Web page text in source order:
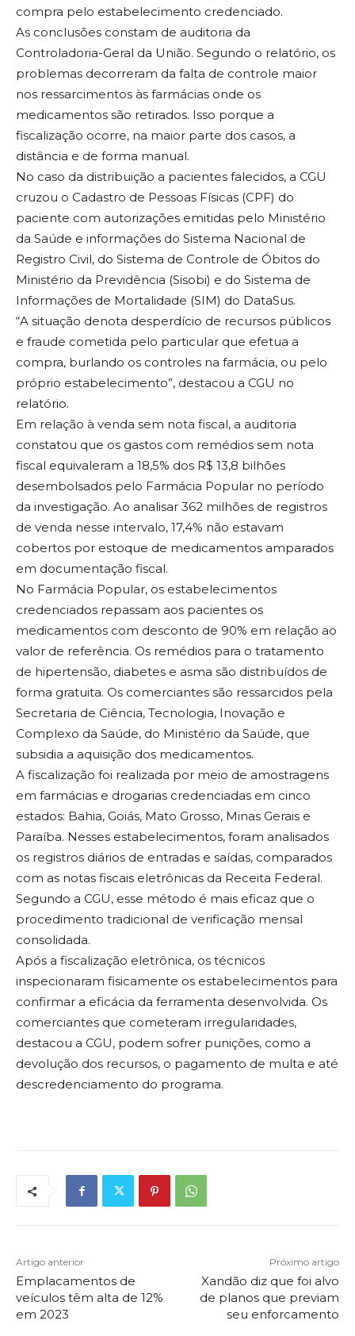
compra pelo estabelecimento credenciado.
As conclusões constam de auditoria da
Controladoria-Geral da União. Segundo o relatório, os
problemas decorreram da falta de controle maior
nos ressarcimentos às farmácias onde os
medicamentos são retirados. Isso porque a
fiscalização ocorre, na maior parte dos casos, a
distância e de forma manual.
No caso da distribuição a pacientes falecidos, a CGU
cruzou o Cadastro de Pessoas Físicas (CPF) do
paciente com autorizações emitidas pelo Ministério
da Saúde e informações do Sistema Nacional de
Registro Civil, do Sistema de Controle de Óbitos do
Ministério da Previdência (Sisobi) e do Sistema de
Informações de Mortalidade (SIM) do DataSus.
“A situação denota desperdício de recursos públicos
e fraude cometida pelo particular que efetua a
compra, burlando os controles na farmácia, ou pelo
próprio estabelecimento”, destacou a CGU no
relatório.
Em relação à venda sem nota fiscal, a auditoria
constatou que os gastos com remédios sem nota
fiscal equivaleram a 18,5% dos R$ 13,8 bilhões
desembolsados pelo Farmácia Popular no período
da investigação. Ao analisar 362 milhões de registros
de venda nesse intervalo, 17,4% não estavam
cobertos por estoque de medicamentos amparados
em documentação fiscal.
No Farmácia Popular, os estabelecimentos
credenciados repassam aos pacientes os
medicamentos com desconto de 90% em relação ao
valor de referência. Os remédios para o tratamento
de hipertensão, diabetes e asma são distribuídos de
forma gratuita. Os comerciantes são ressarcidos pela
Secretaria de Ciência, Tecnologia, Inovação e
Complexo da Saúde, do Ministério da Saúde, que
subsidia a aquisição dos medicamentos.
A fiscalização foi realizada por meio de amostragens
em farmácias e drogarias credenciadas em cinco
estados: Bahia, Goiás, Mato Grosso, Minas Gerais e
Paraíba. Nesses estabelecimentos, foram analisados
os registros diários de entradas e saídas, comparados
com as notas fiscais eletrônicas da Receita Federal.
Segundo a CGU, esse método é mais eficaz que o
procedimento tradicional de verificação mensal
consolidada.
Após a fiscalização eletrônica, os técnicos
inspecionaram fisicamente os estabelecimentos para
confirmar a eficácia da ferramenta desenvolvida. Os
comerciantes que cometeram irregularidades,
destacou a CGU, podem sofrer punições, como a
devolução dos recursos, o pagamento de multa e até
descredenciamento do programa.
Artigo anterior
Emplacamentos de
veículos têm alta de 12%
em 2023
Próximo artigo
Xandão diz que foi alvo
de planos que previam
seu enforcamento